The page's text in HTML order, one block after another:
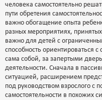
человека самостоятельно
пути обретения
важно обогащение опыта
разных мероприятиях,
важно для детей с
способность ориентироваться
сама собой, за запертыми
деятельности. Сначала в
ситуацией, расширением
под руководством взрослого с
самостоятельности в похожих